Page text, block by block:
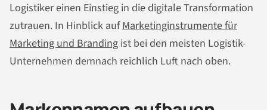
Logistiker einen Einstieg in die digitale Transformation
zutrauen. In Hinblick aufMarketinginstrumente für
Marketing und Branding ist bei den meisten Logistik-
Unternehmen demnach reichlich Luft nach oben.